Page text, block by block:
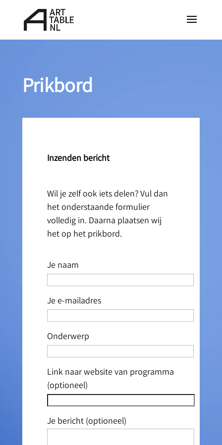
Prikbord
Inzenden bericht
Wil je zelf ook iets delen? Vul dan
het onderstaande formulier
volledig in. Daarna plaatsen wij
het op het prikbord.
Je naam
Je e-mailadres
Onderwerp
Link naar website van programma
(optioneel)
Je bericht (optioneel)